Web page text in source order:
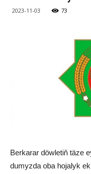
2023-11-03 73
Ber­ka­rar döw­le­tiň tä­ze
du­myz­da oba ho­ja­lyk